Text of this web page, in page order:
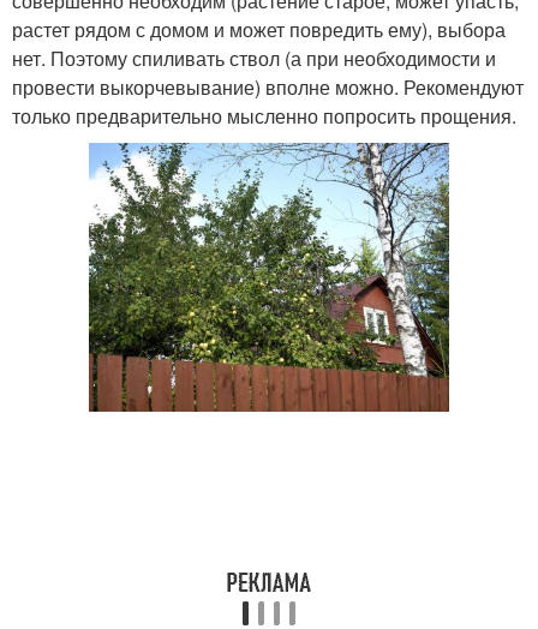
растет рядом с домом и может повредить ему), выбора
нет. Поэтому спиливать ствол (а при необходимости и
провести выкорчевывание) вполне можно. Рекомендуют
только предварительно мысленно попросить прощения.